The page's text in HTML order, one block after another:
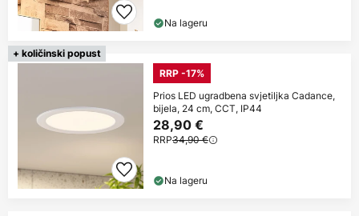
Na lageru
+ količinski popust
RRP -17%
Prios LED ugradbena svjetiljka Cadance,
bijela, 24 cm, CCT, IP44
28,90 €
RRP34,90 €
Na lageru